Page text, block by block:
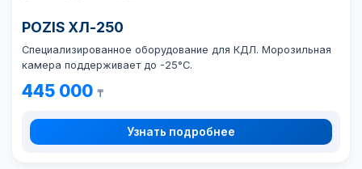
POZIS ХЛ-250
Специализированное оборудование для КДЛ. Морозильная
камера поддерживает до -25°C.
445 000 ₸
Узнать подробнее